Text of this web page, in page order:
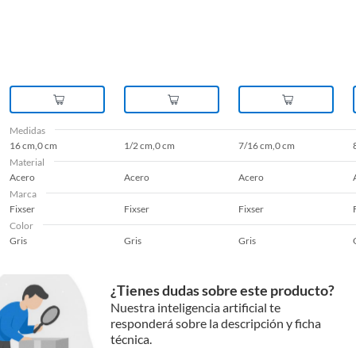
Medidas
16 cm,0 cm
1/2 cm,0 cm 7/16 cm,0 cm
Material
Acero
Acero Acero
Marca
Fixser
Fixser Fixser
Color
Gris
Gris Gris
¿Tienes dudas sobre este producto?
Nuestra inteligencia artificial te
responderá sobre la descripción y ficha
técnica.